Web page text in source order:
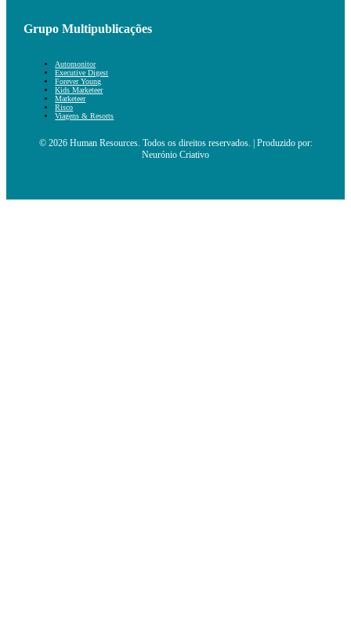
Grupo Multipublicações
Automonitor
Executive Digest
Forever Young
Kids Marketeer
Marketeer
Risco
Viagens & Resorts
© 2026 Human Resources. Todos os direitos reservados. | Produzido por:
Neurónio Criativo